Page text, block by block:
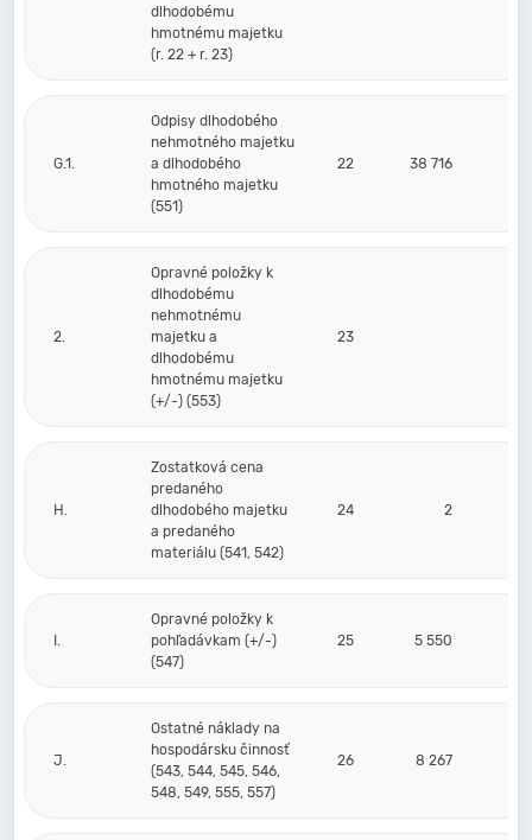
dlhodobému
hmotnému majetku
(r. 22 + r. 23)
G.1.
Odpisy dlhodobého
nehmotného majetku
a dlhodobého
hmotného majetku
(551)
22 38 716
2.
Opravné položky k
dlhodobému
nehmotnému
majetku a
dlhodobému
hmotnému majetku
(+/-) (553)
23
H.
Zostatková cena
predaného
dlhodobého majetku
a predaného
materiálu (541, 542)
24 2
I.
Opravné položky k
pohľadávkam (+/-)
(547)
25 5 550
J.
Ostatné náklady na
hospodársku činnosť
(543, 544, 545, 546,
548, 549, 555, 557)
26 8 267